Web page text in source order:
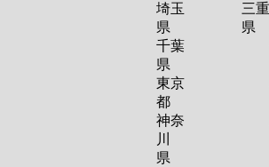
埼玉
県
千葉
県
東京
都
神奈
川
県
三重
県